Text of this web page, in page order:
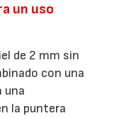
un uso
de 2 mm sin
con una
una
la puntera